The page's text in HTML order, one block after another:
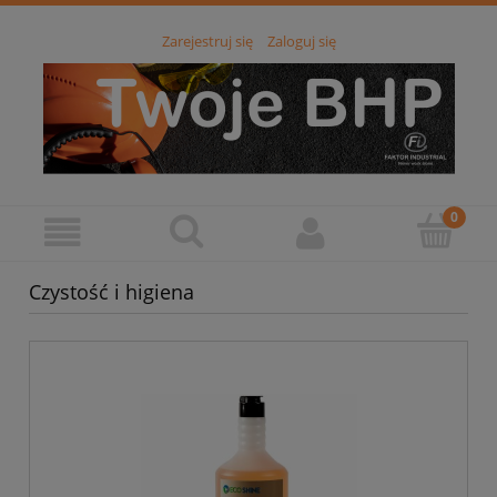
Zarejestruj się Zaloguj się
Czystość i higiena